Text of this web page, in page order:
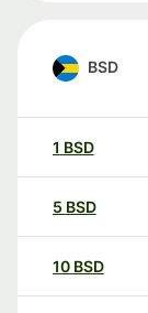
BSD
1 BSD
5 BSD
10 BSD